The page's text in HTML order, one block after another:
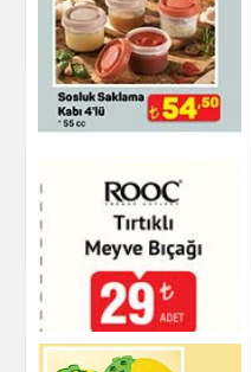
Mutfak Ürünleri
Mutfak Ürünleri